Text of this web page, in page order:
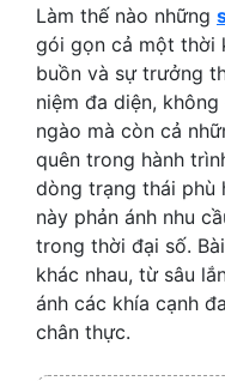
Làm thế nào những
gói gọn cả một thời
buồn và sự trưởng
niệm đa diện,
ngào mà còn cả
quên trong hành
dòng trạng thái phù
này phản ánh nhu
trong thời đại số.
khác nhau, từ sâu
ánh các khía cạnh
chân thực.